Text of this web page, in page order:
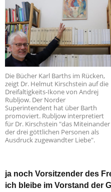
Die Bücher Karl Barths im Rücken,
zeigt Dr. Helmut Kirschstein auf die
Dreifaltigkeits-Ikone von Andrej
Rubljow. Der Norder
Superintendent hat über Barth
promoviert. Rubljow interpretiert
für Dr. Kirschstein "das Miteinander
der drei göttlichen Personen als
Ausdruck zugewandter Liebe".
ja noch Vorsitzender des
ich bleibe im Vorstand der